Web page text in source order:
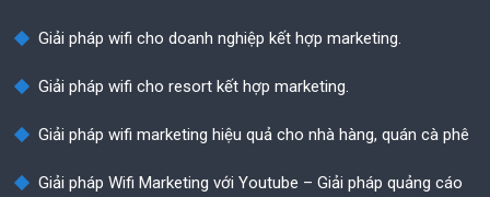
Giải pháp wifi cho doanh nghiệp kết hợp marketing.
Giải pháp wifi cho resort kết hợp marketing.
Giải pháp wifi marketing hiệu quả cho nhà hàng, quán cà phê
Giải pháp Wifi Marketing với Youtube – Giải pháp quảng cáo